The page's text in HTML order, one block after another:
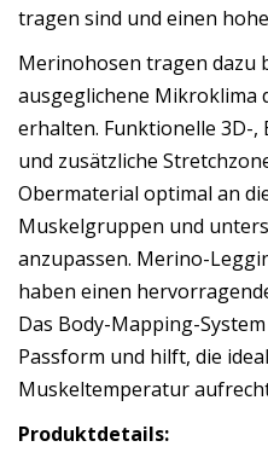
tragen sind und einen
Merinohosen tragen dazu
ausgeglichene Mikroklima
erhalten. Funktionelle 3D-
und zusätzliche
Obermaterial optimal an
Muskelgruppen und
anzupassen. Merino-
haben einen
Das Body-Mapping-
Passform und hilft, die
Muskeltemperatur
Produktdetails: